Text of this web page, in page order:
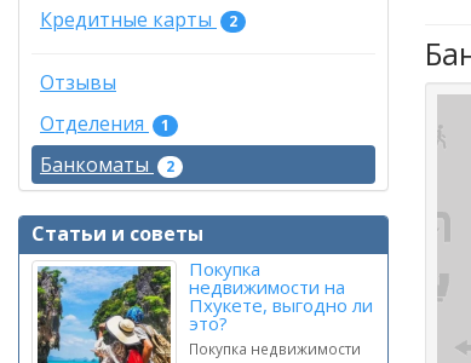
Кредитные карты 2
Отзывы
Отделения
1
Банкоматы 2
Статьи и советы
Покупка
недвижимости на
Пхукете, выгодно ли
это?
Покупка недвижимости